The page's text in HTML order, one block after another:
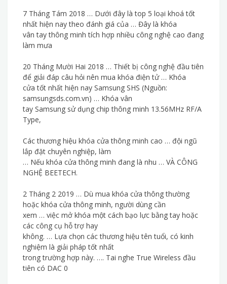
7 Tháng Tám 2018 … Dưới đây là top 5 loại khoá tốt
nhất hiện nay theo đánh giá của … Đây là khóa
vân tay thông minh tích hợp nhiều công nghệ cao đang
làm mưa
20 Tháng Mười Hai 2018 … Thiết bị công nghệ đầu tiên
để giải đáp câu hỏi nên mua khóa điện tử … Khóa
cửa tốt nhất hiện nay Samsung SHS (Nguồn:
samsungsds.com.vn) … Khóa vân
tay Samsung sử dụng chip thông minh 13.56MHz RF/A
Type,
Các thương hiệu khóa cửa thông minh cao … đội ngũ
lắp đặt chuyên nghiệp, làm
… Nếu khóa cửa thông minh đang là nhu … VÀ CÔNG
NGHỆ BEETECH.
2 Tháng 2 2019 … Dù mua khóa cửa thông thường
hoặc khóa cửa thông minh, người dùng cần
xem … việc mở khóa một cách bạo lực bằng tay hoặc
các công cụ hỗ trợ hay
không. … Lựa chọn các thương hiệu tên tuổi, có kinh
nghiệm là giải pháp tốt nhất
trong trường hợp này. …. Tai nghe True Wireless đầu
tiên có DAC 0